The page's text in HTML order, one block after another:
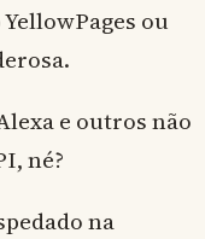
ou
e outros não
né?
na